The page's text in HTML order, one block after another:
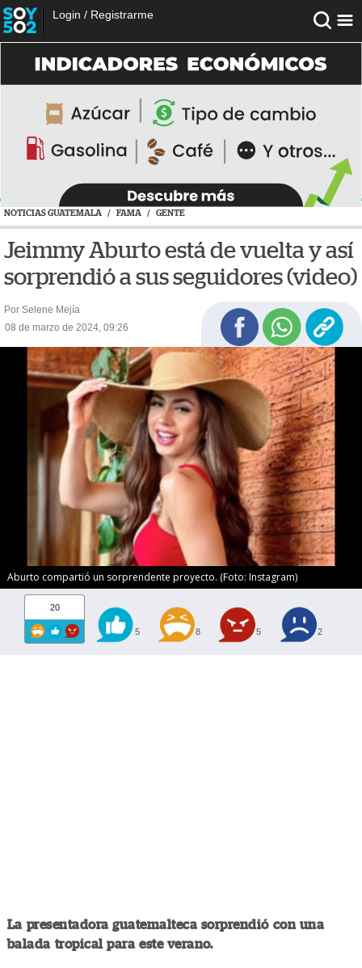
Login / Registrarme
NOTICIAS GUATEMALA / FAMA / GENTE
Jeimmy Aburto está de vuelta y así
sorprendió a sus seguidores (video)
Por Selene Mejía
08 de marzo de 2024, 09:26
Aburto compartió un sorprendente proyecto. (Foto: Instagram)
20
5 8 5 2
La presentadora guatemalteca sorprendió con una
balada tropical para este verano.